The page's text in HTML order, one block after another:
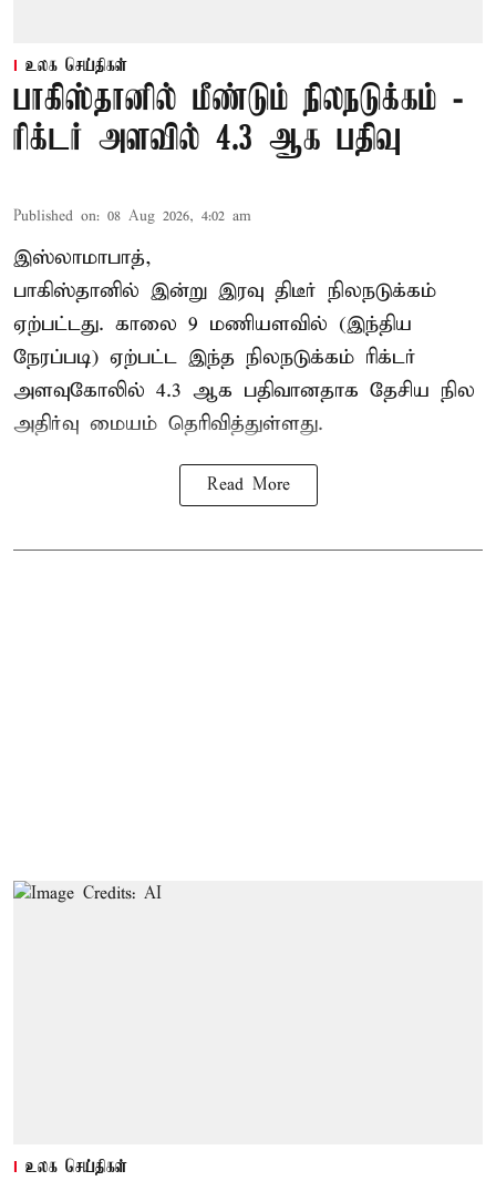
உலக செய்திகள்
பாகிஸ்தானில் மீண்டும் நிலநடுக்கம் -
ரிக்டர் அளவில் 4.3 ஆக பதிவு
Published on: 08 Aug 2026, 4:02 am
இஸ்லாமாபாத்,
பாகிஸ்தானில் இன்று இரவு திடீர் நிலநடுக்கம்
ஏற்பட்டது. காலை 9 மணியளவில் (இந்திய
நேரப்படி) ஏற்பட்ட இந்த நிலநடுக்கம் ரிக்டர்
அளவுகோலில் 4.3 ஆக பதிவானதாக தேசிய நில
அதிர்வு மையம் தெரிவித்துள்ளது.
Read More
உலக செய்திகள்